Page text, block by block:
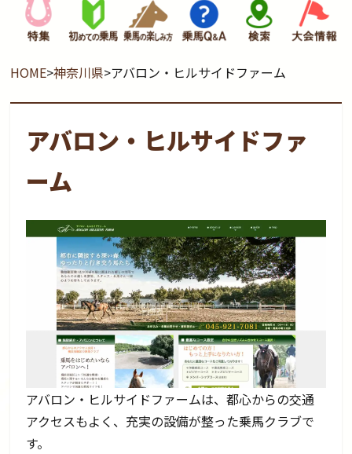
HOME>神奈川県>アバロン・ヒルサイドファーム
アバロン・ヒルサイドファ
ーム
アバロン・ヒルサイドファームは、都心からの交通
アクセスもよく、充実の設備が整った乗馬クラブで
す。